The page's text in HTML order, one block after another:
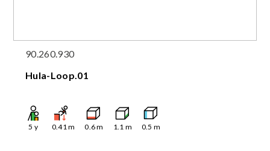
90.260.930
Hula-Loop.01
5 y 0.41m 0.6m 1.1 m 0.5 m